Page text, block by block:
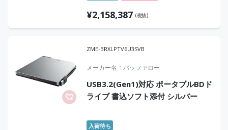
¥2,158,387 (税抜)
ZME-BRXLPTV6U3SVB
メーカー名 バッファロー
USB3.2(Gen1)対応 ポータブルBDド
ライブ 書込ソフト添付 シルバー
入荷待ち